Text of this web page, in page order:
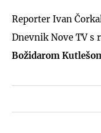
Reporter Ivan
Dnevnik Nove TV s
Božidarom